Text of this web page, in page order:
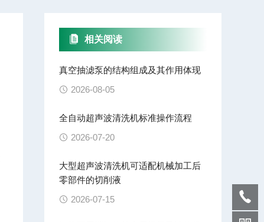
相关阅读
真空抽滤泵的结构组成及其作用体现
2026-08-05
全自动超声波清洗机标准操作流程
2026-07-20
大型超声波清洗机可适配机械加工后
零部件的切削液
2026-07-15